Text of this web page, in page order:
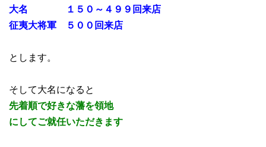
大名 １５０～４９９回来店
征夷大将軍 ５００回来店
とします。
そして大名になると
先着順で好きな藩を領地
にしてご就任いただきます